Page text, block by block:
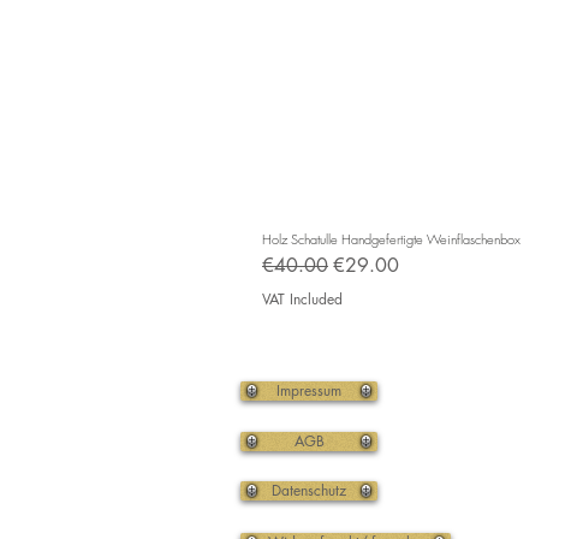
Holz Schatulle Handgefertigte Weinflaschenbox
Regular Price
€40.00Sale Price
€29.00
VAT Included
Impressum
AGB
Datenschutz